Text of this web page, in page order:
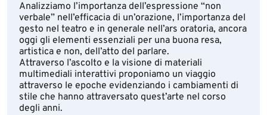
Analizziamo l’importanza dell’espressione “non
verbale” nell’efficacia di un’orazione, l’importanza del
gesto nel teatro e in generale nell’ars oratoria, ancora
oggi gli elementi essenziali per una buona resa,
artistica e non, dell’atto del parlare.
Attraverso l’ascolto e la visione di materiali
multimediali interattivi proponiamo un viaggio
attraverso le epoche evidenziando i cambiamenti di
stile che hanno attraversato quest’arte nel corso
degli anni.